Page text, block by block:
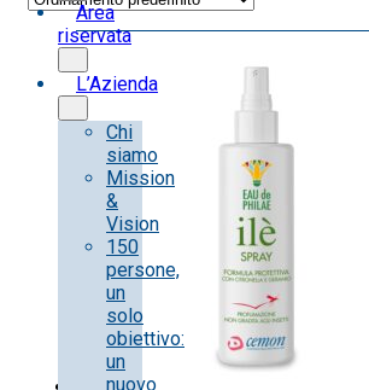
Area
riservata
L’Azienda
Chi
siamo
Mission
&
Vision
150
persone,
un
solo
obiettivo:
un
nuovo